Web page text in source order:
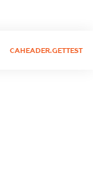
CAHEADER.GETTEST